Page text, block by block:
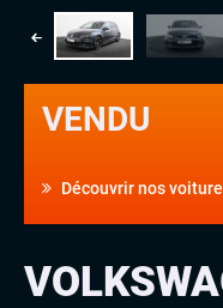
VENDU
Découvrir nos